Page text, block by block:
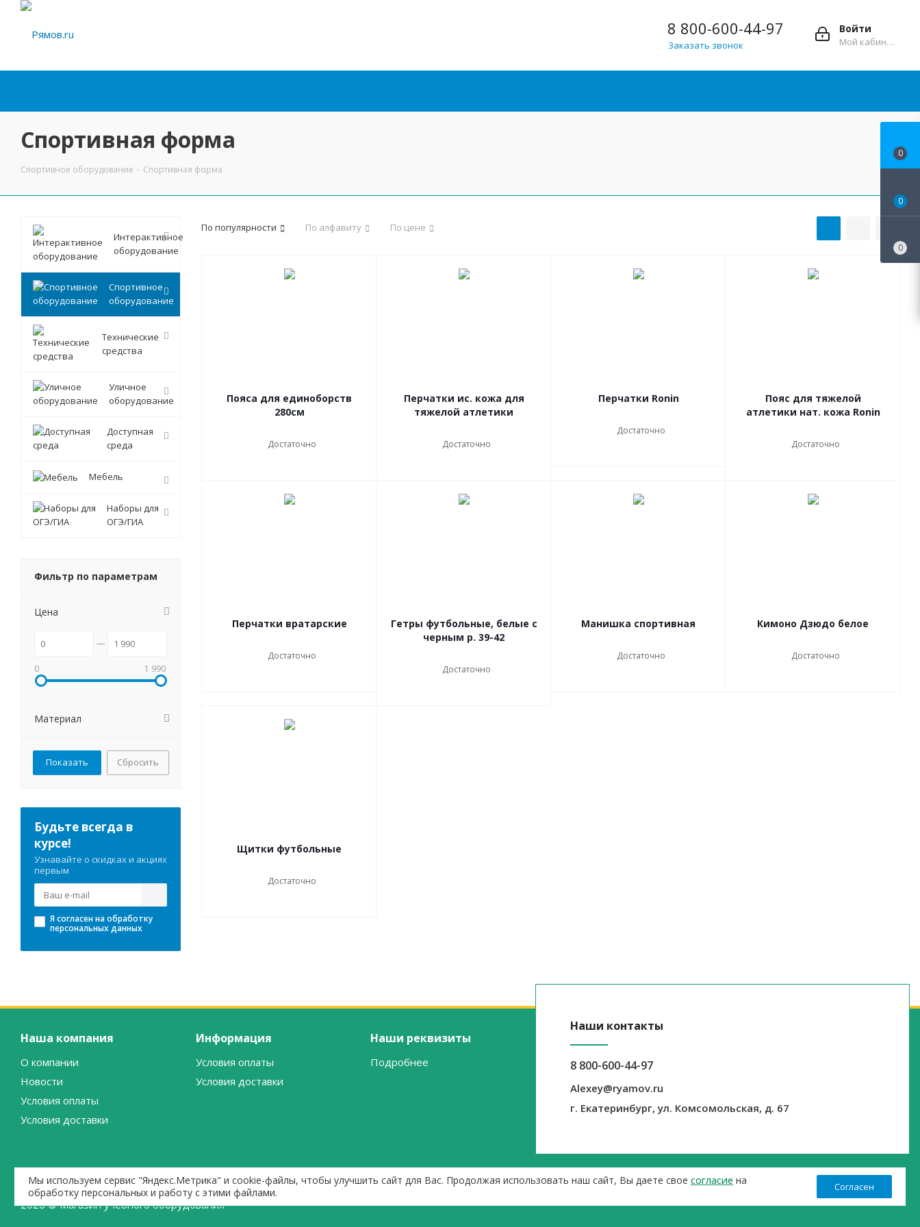
Войти
Мой кабинет
8 800-600-44-97
Заказать звонок
Спортивная форма
Спортивное оборудование - Спортивная форма
По популярности По алфавиту По цене
Пояса для единоборств
280см
Достаточно
Перчатки ис. кожа для
тяжелой атлетики
Достаточно
Перчатки Ronin
Достаточно
Пояс для тяжелой
атлетики нат. кожа Ronin
Достаточно
Перчатки вратарские
Достаточно
Гетры футбольные, белые с
черным р. 39-42
Достаточно
Манишка спортивная
Достаточно
Кимоно Дзюдо белое
Достаточно
Щитки футбольные
Достаточно
Интерактивное
оборудование
Спортивное
оборудование
Технические
средства
Уличное
оборудование
Доступная
среда
Мебель
Наборы для
ОГЭ/ГИА
Фильтр по параметрам
Цена
0 1 990
Материал
Сбросить
Будьте всегда в
курсе!
Узнавайте о скидках и акциях
первым
Я согласен наобработку
персональных данных
Наша компания
О компании
Новости
Условия оплаты
Условия доставки
Информация
Условия оплаты
Условия доставки
Наши реквизиты
Подробнее
Наши контакты
8 800-600-44-97
Alexey@ryamov.ru
г. Екатеринбург, ул. Комсомольская, д. 67
2026 © Магазин учебного оборудования
0
0
0
Мы используем сервис "Яндекс.Метрика" и cookie-файлы, чтобы улучшить сайт для Вас. Продолжая использовать наш сайт, Вы даете свое согласие на
обработку персональных и работу с этими файлами.
Согласен